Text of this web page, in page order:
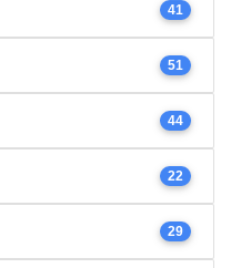
41
51
44
22
29